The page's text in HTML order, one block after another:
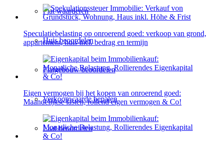
Flat waarderen
Huis beoordelen
Flatgebouw beoordelen
Verkoopwaarde bepalen
Laat beoordelen
Speculatiebelasting op onroerend goed: verkoop van grond,
appartement, huis incl. bedrag en termijn
Eigen vermogen bij het kopen van onroerend goed:
Maandelijkse lasten, rollend eigen vermogen & Co!